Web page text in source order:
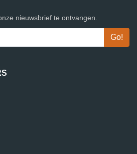
nieuwsbrief te ontvangen.